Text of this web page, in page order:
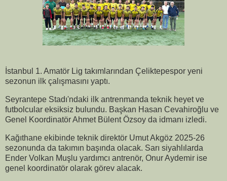
İstanbul 1. Amatör Lig takımlarından Çeliktepespor yeni
sezonun ilk çalışmasını yaptı.
Seyrantepe Stadı'ndaki ilk antrenmanda teknik heyet ve
futbolcular eksiksiz bulundu. Başkan Hasan Cevahiroğlu ve
Genel Koordinatör Ahmet Bülent Özsoy da idmanı izledi.
Kağıthane ekibinde teknik direktör Umut Akgöz 2025-26
sezonunda da takımın başında olacak. Sarı siyahlılarda
Ender Volkan Muşlu yardımcı antrenör, Onur Aydemir ise
genel koordinatör olarak görev alacak.